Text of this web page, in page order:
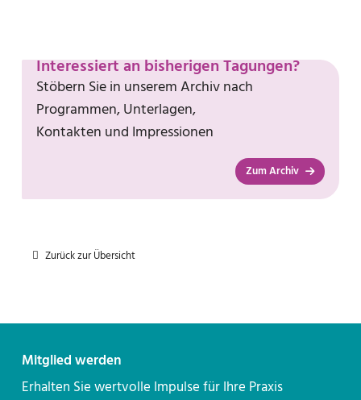
Interessiert an bisherigen Tagungen?
Stöbern Sie in unserem Archiv nach
Programmen, Unterlagen,
Kontakten und Impressionen
Zum Archiv
Zurück zur Übersicht
KontaktMitglied werden
Erhalten Sie wertvolle Impulse für Ihre Praxis